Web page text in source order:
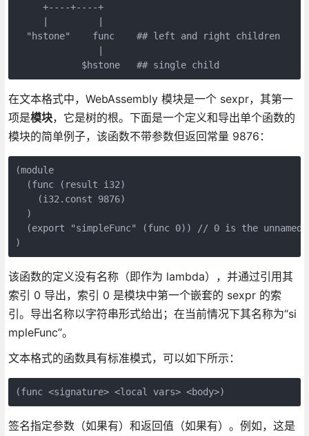
     +----+----+
     |         |
  "hstone"    func    ## left and right children
               |
            $hstone   ## single child
在文本格式中，WebAssembly 模块是一个 sexpr，其第一
项是模块，它是树的根。下面是一个定义和导出单个函数的
模块的简单例子，该函数不带参数但返回常量 9876：
(module
  (func (result i32)
    (i32.const 9876)
  )
(export "simpleFunc" (func 0)) // 0 is the unnamed
)
该函数的定义没有名称（即作为 lambda），并通过引用其
索引 0 导出，索引 0 是模块中第一个嵌套的 sexpr 的索
引。导出名称以字符串形式给出；在当前情况下其名称为“si
mpleFunc”。
文本格式的函数具有标准模式，可以如下所示：
(func <signature> <local vars> <body>)
签名指定参数（如果有）和返回值（如果有）。例如，这是